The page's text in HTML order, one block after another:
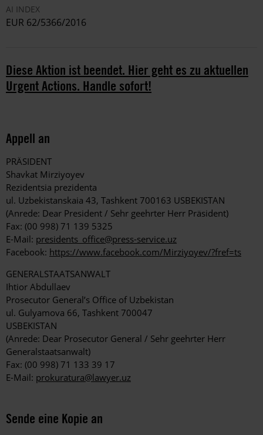
AI INDEX
EUR 62/5366/2016
Diese Aktion ist beendet. Hier geht es zu aktuellen
Urgent Actions. Handle sofort!
Appell an
PRÄSIDENT
Shavkat Mirziyoyev
Rezidentsia prezidenta
ul. Uzbekistanskaia 43, Tashkent 700163 USBEKISTAN
(Anrede: Dear President / Sehr geehrter Herr Präsident)
Fax: (00 998) 71 139 5325
E-Mail: presidents_office@press-service.uz
Facebook: https://www.facebook.com/Mirziyoyev/?fref=ts
GENERALSTAATSANWALT
Ihtior Abdullaev
Prosecutor General’s Office of Uzbekistan
ul. Gulyamova 66, Tashkent 700047
USBEKISTAN
(Anrede: Dear Prosecutor General / Sehr geehrter Herr
Generalstaatsanwalt)
Fax: (00 998) 71 133 39 17
E-Mail: prokuratura@lawyer.uz
Sende eine Kopie an